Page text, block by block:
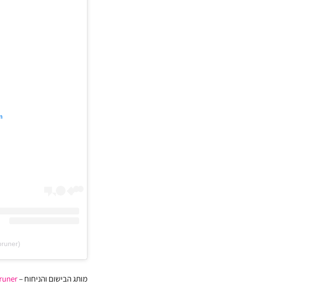
מותג הבישום והניחוח –